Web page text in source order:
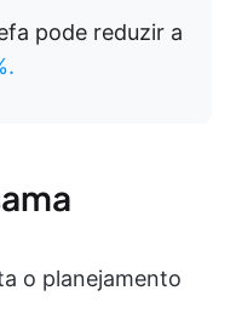
pode reduzir a
o planejamento